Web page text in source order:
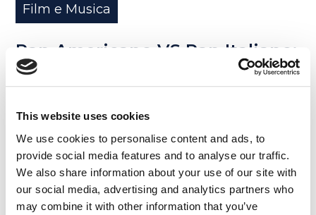
This website uses cookies
We use cookies to personalise content and ads, to
provide social media features and to analyse our traffic.
We also share information about your use of our site with
our social media, advertising and analytics partners who
may combine it with other information that you’ve
Film e Musica
Rap Americano VS Rap Italiano:
tu da che parte stai?
03
SET